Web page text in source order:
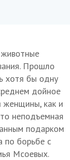
Прошло
хотя бы одну
дойное
женщины, как и
неподъемная
подарком
по борьбе с
Мсоевых.